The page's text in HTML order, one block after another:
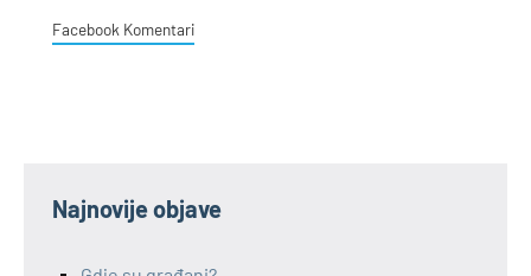
Facebook Komentari
Najnovije objave